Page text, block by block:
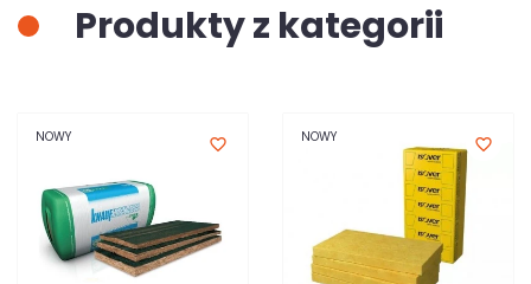
Produkty z kategorii
NOWY favorite_border NOWY favorite_border